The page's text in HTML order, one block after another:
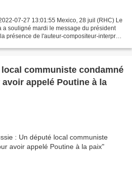
07-27 13:01:55 Mexico, 28 juil (RHC) Le
souligné mardi le message du président
présence de l'auteur-compositeur-interprète
communiste condamné
appelé Poutine à la